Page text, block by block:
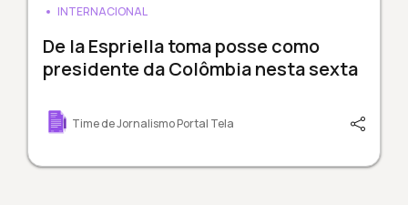
INTERNACIONAL
De la Espriella toma posse como
presidente da Colômbia nesta sexta
Time de Jornalismo Portal Tela